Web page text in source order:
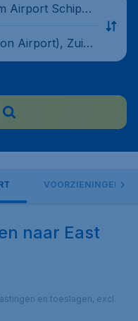
Airport Schipho
Airport), Zuid-
VOORZIENINGEN
naar East
en toeslagen, excl.